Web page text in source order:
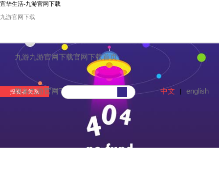
宜华生活-九游官网下载
九游官网下载
九游九游官网下载官网下载首页
联系九游官网下载
投资者关系 中文 english